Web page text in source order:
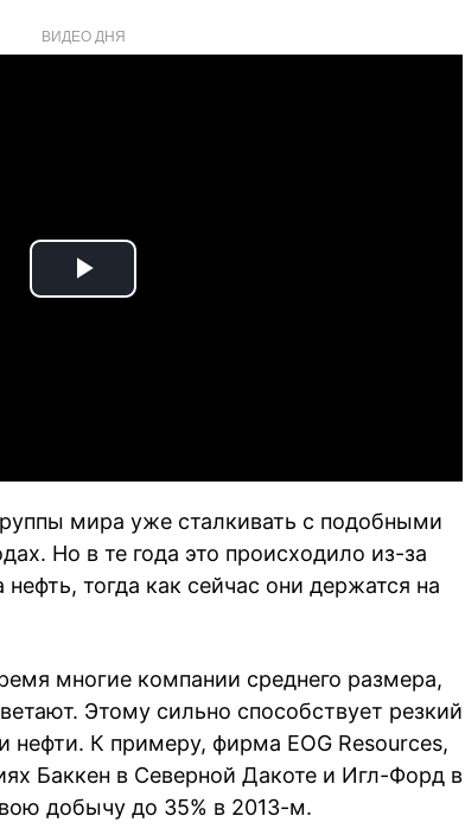
ВИДЕО ДНЯ
Play
мира уже сталкивать с подобными
Но в те года это происходило из-за
тогда как сейчас они держатся на
многие компании среднего размера,
Этому сильно способствует резкий
нефти. К примеру, фирма EOG Resources,
Баккен в Северной Дакоте и Игл-Форд в
добычу до 35% в 2013-м.